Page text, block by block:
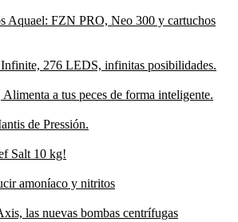
Aquael: FZN PRO, Neo 300 y cartuchos
276 LEDS, infinitas posibilidades.
a tus peces de forma inteligente.
de Pressión.
Salt 10 kg!
amoníaco y nitritos
las nuevas bombas centrífugas